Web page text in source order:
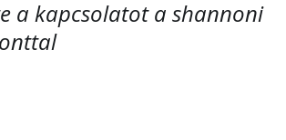
a kapcsolatot a shannoni